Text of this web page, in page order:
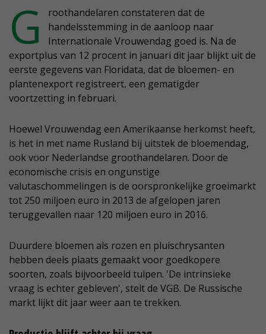
G
roothandelaren constateren dat de
handelsstemming in de aanloop naar
Internationale Vrouwendag goed is. Na de
exportplus van 12 procent in januari dit jaar blijkt uit de
eerste gegevens van Floridata, dat de bloemen- en
plantenexport registreert, een gematigder
voortzetting in februari.
Hoewel Vrouwendag een Amerikaanse herkomst heeft,
is het in met name Rusland bij uitstek de bloemendag,
ook voor Nederlandse groothandelaren. Door de
economische crisis en ongunstige
valutaschommelingen is de oorspronkelijke groeimarkt
tot 250 miljoen euro in 2013 de afgelopen jaren
teruggevallen naar 120 miljoen euro in 2016.
Duurdere bloemen als rozen en pluischrysanten
hebben deels plaats gemaakt voor goedkopere
soorten, zoals bijvoorbeeld tulpen. 'De intrinsieke
vraag is echter gebleven', stelt de VGB. De Russische
markt lijkt dit jaar weer aan te trekken.